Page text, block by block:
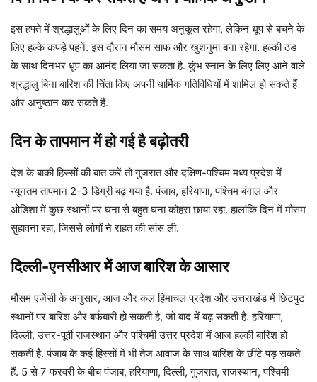
इस हफ्ते में श्रद्धालुओं के लिए दिन का समय अनुकूल रहेगा, लेकिन धूप से बचने के
लिए हल्के कपड़े पहनें. इस दौरान मौसम साफ और खुशनुमा बना रहेगा. हल्की ठंड
के साथ दिनभर धूप का आनंद लिया जा सकता है. कुंभ स्नान के लिए लिए आने वाले
श्रद्धालु बिना बारिश की चिंता किए अपनी धार्मिक गतिविधियों में शामिल हो सकते हैं
और अनुष्ठान कर सकते हैं.
दिन के तापमान में हो गई है बढ़ोतरी
देश के बाकी हिस्सों की बात करें तो गुजरात और दक्षिण-पश्चिम मध्य प्रदेश में
न्यूनतम तापमान 2-3 डिग्री बढ़ गया है. पंजाब, हरियाणा, पश्चिम बंगाल और
ओडिशा में कुछ स्थानों पर घना से बहुत घना कोहरा छाया रहा. हालांकि दिन में मौसम
सुहावना रहा, जिससे लोगों ने राहत की सांस ली.
दिल्ली-एनसीआर में आज बारिश के आसार
मौसम एजेंसी के अनुसार, आज और कल हिमाचल प्रदेश और उत्तराखंड में छिटपुट
स्थानों पर बारिश और बर्फबारी हो सकती है, जो बाद में बढ़ सकती है. हरियाणा,
दिल्ली, उत्तर-पूर्वी राजस्थान और पश्चिमी उत्तर प्रदेश में आज हल्की बारिश हो
सकती है. पंजाब के कई हिस्सों में भी तेज आवाज के साथ बारिश के छींटे पड़ सकते
हैं. 5 से 7 फरवरी के बीच पंजाब, हरियाणा, दिल्ली, गुजरात, राजस्थान, पश्चिमी